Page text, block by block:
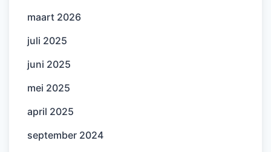
maart 2026
juli 2025
juni 2025
mei 2025
april 2025
september 2024